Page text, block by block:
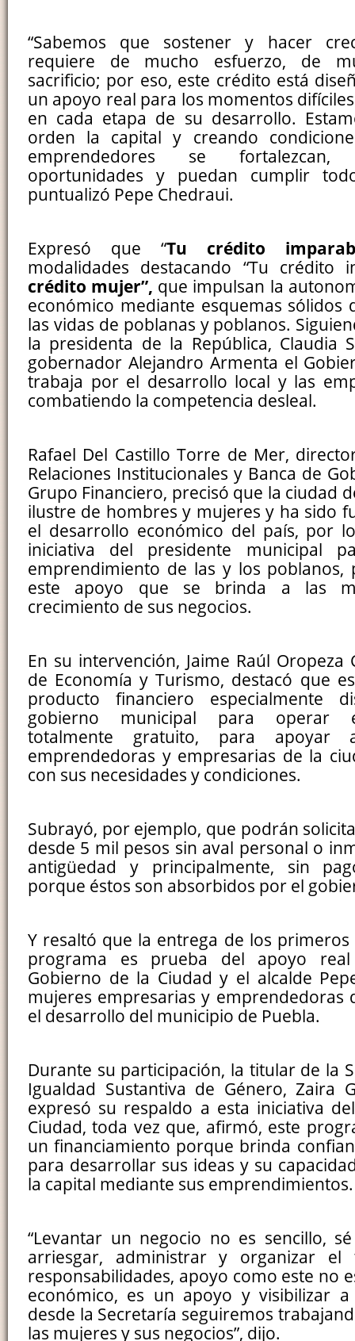
“Sabemos que sostener y hacer
requiere de mucho esfuerzo, de
sacrificio; por eso, este crédito está
un apoyo real para los momentos
en cada etapa de su desarrollo.
orden la capital y creando
emprendedores se
oportunidades y puedan cumplir
puntualizó Pepe Chedraui.
Expresó que “Tu crédito
modalidades destacando “Tu crédito
crédito mujer”, que impulsan la
económico mediante esquemas sólidos
las vidas de poblanas y poblanos.
la presidenta de la República, Claudia
gobernador Alejandro Armenta el
trabaja por el desarrollo local y las
combatiendo la competencia desleal.
Rafael Del Castillo Torre de Mer,
Relaciones Institucionales y Banca de
Grupo Financiero, precisó que la ciudad
ilustre de hombres y mujeres y ha sido
el desarrollo económico del país, por
iniciativa del presidente municipal
emprendimiento de las y los poblanos,
este apoyo que se brinda a las
crecimiento de sus negocios.
En su intervención, Jaime Raúl Oropeza
de Economía y Turismo, destacó que
producto financiero especialmente
gobierno municipal para operar
totalmente gratuito, para apoyar
emprendedoras y empresarias de la
con sus necesidades y condiciones.
Subrayó, por ejemplo, que podrán
desde 5 mil pesos sin aval personal o
antigüedad y principalmente, sin
porque éstos son absorbidos por el
Y resaltó que la entrega de los primeros
programa es prueba del apoyo
Gobierno de la Ciudad y el alcalde
mujeres empresarias y emprendedoras
el desarrollo del municipio de Puebla.
Durante su participación, la titular de la
Igualdad Sustantiva de Género, Zaira
expresó su respaldo a esta iniciativa
Ciudad, toda vez que, afirmó, este
un financiamiento porque brinda
para desarrollar sus ideas y su
la capital mediante sus emprendimientos.
“Levantar un negocio no es sencillo,
arriesgar, administrar y organizar el
responsabilidades, apoyo como este no
económico, es un apoyo y visibilizar
desde la Secretaría seguiremos
las mujeres y sus negocios”, dijo.